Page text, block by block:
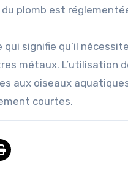
plomb est
signifie qu’il
métaux. L’utilisation
aux oiseaux
courtes.